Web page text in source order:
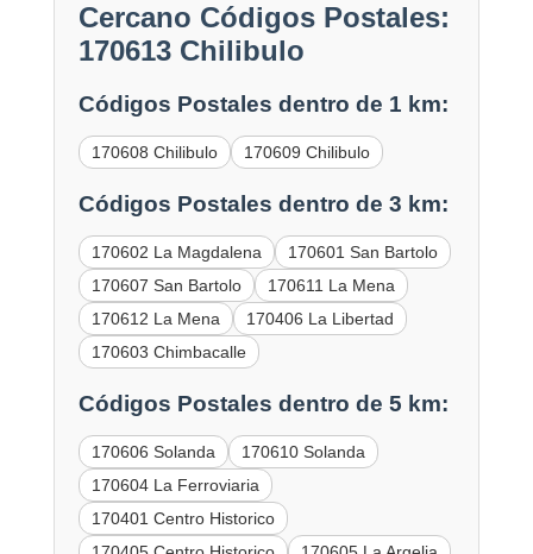
Cercano Códigos Postales:
170613 Chilibulo
Códigos Postales dentro de 1 km:
170608 Chilibulo 170609 Chilibulo
Códigos Postales dentro de 3 km:
170602 La Magdalena
170601 San Bartolo
170607 San Bartolo
170611 La Mena
170612 La Mena
170406 La Libertad
170603 Chimbacalle
Códigos Postales dentro de 5 km:
170606 Solanda
170610 Solanda
170604 La Ferroviaria
170401 Centro Historico